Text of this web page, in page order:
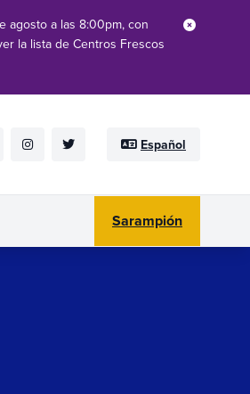
agosto a las 8:00pm, con
la lista de Centros Frescos
Close
InstagramTwitter Español
Sarampión